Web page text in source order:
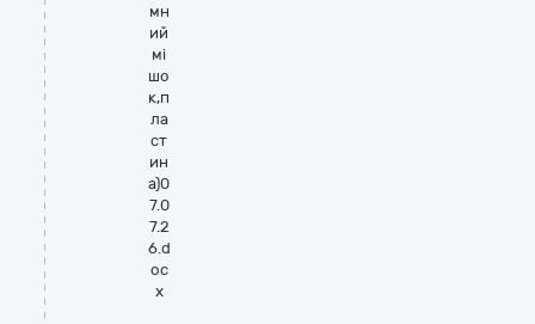
мн
ий
мі
шо
к,п
ла
ст
ин
а)0
7.0
7.2
6.d
oc
x